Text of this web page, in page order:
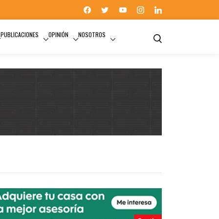
PUBLICACIONES OPINIÓN NOSOTROS